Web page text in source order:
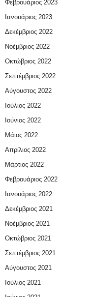
Φεβρουάριος 2023
Ιανουάριος 2023
Δεκέμβριος 2022
Νοέμβριος 2022
Οκτώβριος 2022
Σεπτέμβριος 2022
Αύγουστος 2022
Ιούλιος 2022
Ιούνιος 2022
Μάιος 2022
Απρίλιος 2022
Μάρτιος 2022
Φεβρουάριος 2022
Ιανουάριος 2022
Δεκέμβριος 2021
Νοέμβριος 2021
Οκτώβριος 2021
Σεπτέμβριος 2021
Αύγουστος 2021
Ιούλιος 2021